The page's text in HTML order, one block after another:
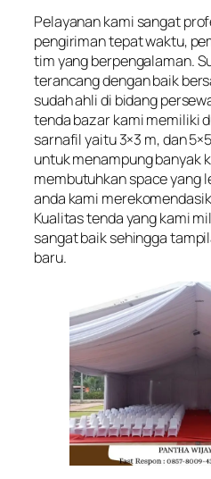
Pelayanan kami sangat
pengiriman tepat waktu,
tim yang berpengalaman.
terancang dengan baik
sudah ahli di bidang
tenda bazar kami memiliki
sarnafil yaitu 3×3 m, dan
untuk menampung banyak
membutuhkan space yang
anda kami
Kualitas tenda yang kami
sangat baik sehingga
baru.